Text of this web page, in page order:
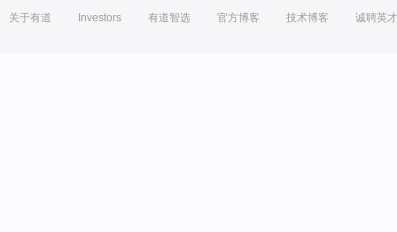
关于有道 Investors 有道智选 官方博客 技术博客 诚聘英才